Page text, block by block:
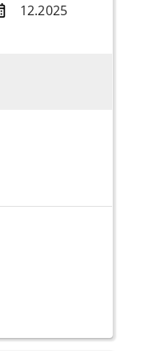
12.2025